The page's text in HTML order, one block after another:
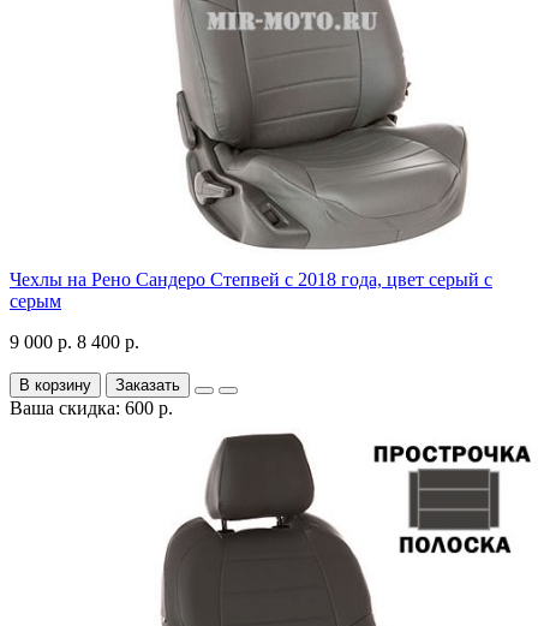
Чехлы на Рено Сандеро Степвей с 2018 года, цвет серый с
серым
9 000 р. 8 400 р.
В корзину Заказать
Ваша скидка: 600 р.